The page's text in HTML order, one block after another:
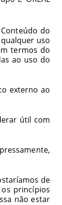
do
uso
termos do
ao uso do
externo ao
útil com
de
princípios
não estar